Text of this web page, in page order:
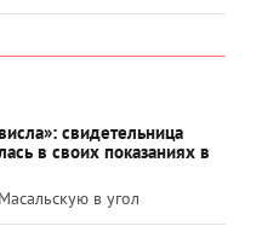
свидетельница
в своих показаниях в
в угол